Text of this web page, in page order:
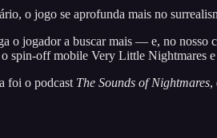
o jogo se aprofunda mais no
o jogador a buscar mais — e, no nosso
spin-off mobile Very Little Nightmares
foi o podcast The Sounds of Nightmares,